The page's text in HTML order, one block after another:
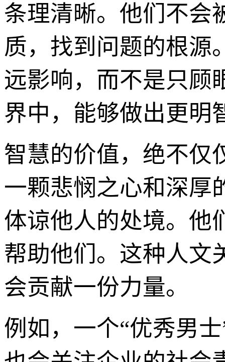
条理清晰。他们不会
质，找到问题的根源
远影响，而不是只顾
界中，能够做出更明
智慧的价值，绝不仅
一颗悲悯之心和深厚
体谅他人的处境。他
帮助他们。这种人文
会贡献一份力量。
例如，一个“优秀男